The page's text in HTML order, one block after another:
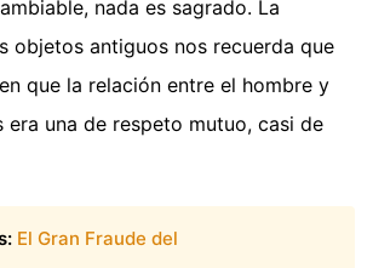
nada es sagrado. La
objetos antiguos nos recuerda que
que la relación entre el hombre y
era una de respeto mutuo, casi de
El Gran Fraude del